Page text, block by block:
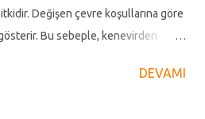
ve sermayesinin yetersizliği
Değişen çevre koşullarına göre
Bu sebeple, kenevirden
fayda sağlanmaktadır. Lif amaçlı
DEVAMI